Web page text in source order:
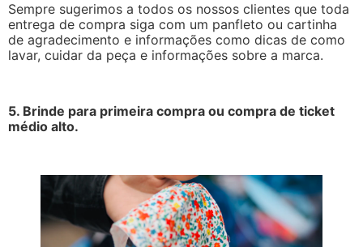
Sempre sugerimos a todos os nossos clientes que toda
entrega de compra siga com um panfleto ou cartinha
de agradecimento e informações como dicas de como
lavar, cuidar da peça e informações sobre a marca.
5. Brinde para primeira compra ou compra de ticket
médio alto.